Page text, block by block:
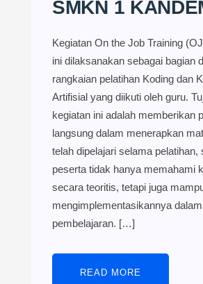
SMKN 1
Kegiatan On the Job Training
ini dilaksanakan sebagai bagian
rangkaian pelatihan Koding dan
Artifisial yang diikuti oleh guru.
kegiatan ini adalah memberikan
langsung dalam menerapkan
telah dipelajari selama pelatihan,
peserta tidak hanya memahami
secara teoritis, tetapi juga
mengimplementasikannya
pembelajaran. […]
READ MORE